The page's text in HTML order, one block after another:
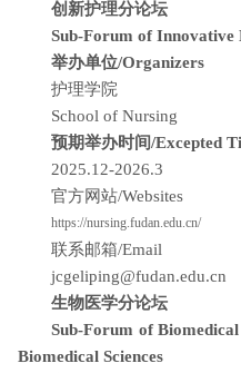
创新护理分论坛
Sub-Forum of Innovative
举办单位/Organizers
护理学院
School of Nursing
预期举办时间/Excepted
2025.12-2026.3
官方网站/Websites
https://nursing.fudan.edu.cn/
联系邮箱/Email
jcgeliping@fudan.edu.cn
生物医学分论坛
Sub-Forum of
Biomedical Sciences